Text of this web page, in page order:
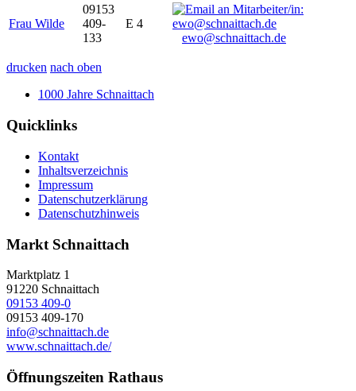
Frau Wilde
09153
409-
133
E 4
ewo@schnaittach.de
drucken nach oben
1000 Jahre Schnaittach
Quicklinks
Kontakt
Inhaltsverzeichnis
Impressum
Datenschutzerklärung
Datenschutzhinweis
Markt Schnaittach
Marktplatz 1
91220 Schnaittach
09153 409-0
09153 409-170
info@schnaittach.de
www.schnaittach.de/
Öffnungszeiten Rathaus